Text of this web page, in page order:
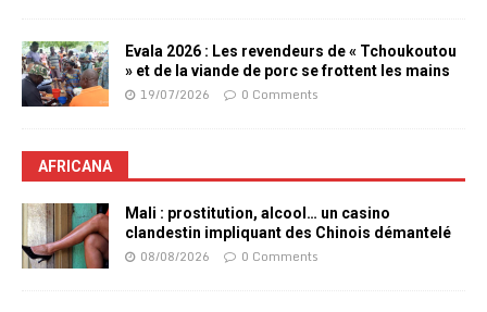
Evala 2026 : Les revendeurs de « Tchoukoutou
» et de la viande de porc se frottent les mains
19/07/2026 0 Comments
AFRICANA
Mali : prostitution, alcool… un casino
clandestin impliquant des Chinois démantelé
08/08/2026 0 Comments